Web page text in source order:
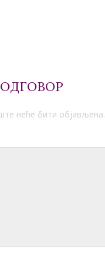
неће бити објављена.